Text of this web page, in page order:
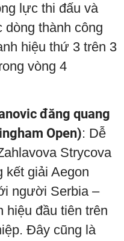
lực thi đấu và
thành công
hiệu thứ 3 trên 3
vòng 4
đăng quang
Open): Dễ
Strycova
kết giải Aegon
người Serbia –
hiệu đầu tiên trên
Đây cũng là